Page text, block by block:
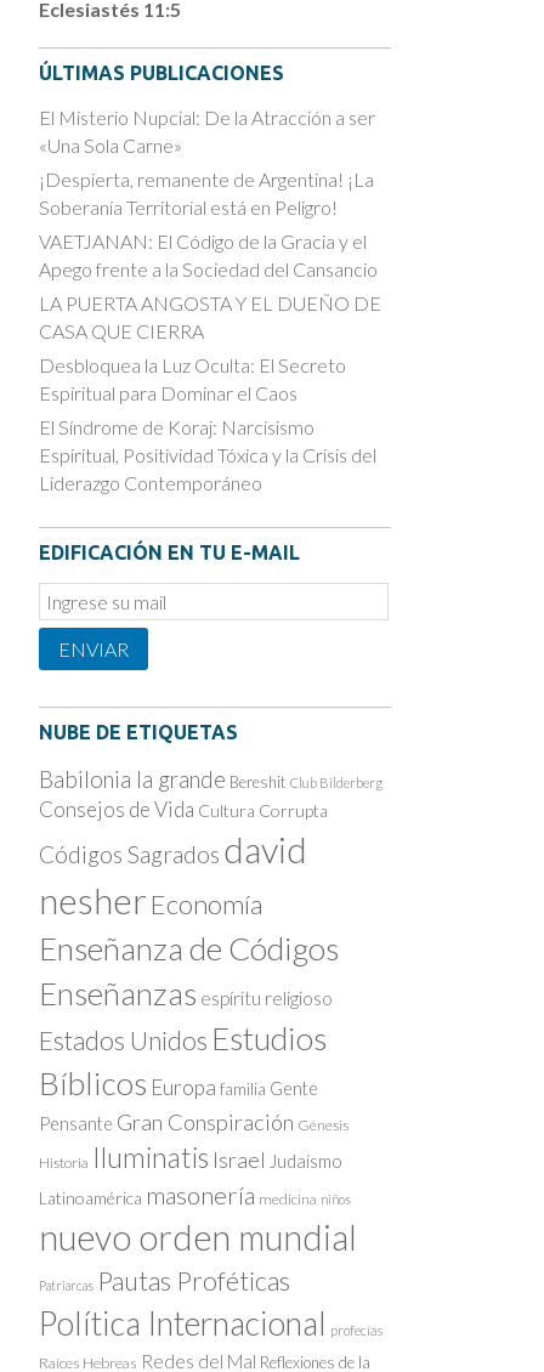
Eclesiastés 11:5
ÚLTIMAS PUBLICACIONES
El Misterio Nupcial: De la Atracción a ser
«Una Sola Carne»
¡Despierta, remanente de Argentina! ¡La
Soberanía Territorial está en Peligro!
VAETJANAN: El Código de la Gracia y el
Apego frente a la Sociedad del Cansancio
LA PUERTA ANGOSTA Y EL DUEÑO DE
CASA QUE CIERRA
Desbloquea la Luz Oculta: El Secreto
Espiritual para Dominar el Caos
El Síndrome de Koraj: Narcisismo
Espiritual, Positividad Tóxica y la Crisis del
Liderazgo Contemporáneo
EDIFICACIÓN EN TU E-MAIL
Email
Subscription
ENVIAR
NUBE DE ETIQUETAS
Babilonia la grande Bereshit Club Bilderberg
Consejos de Vida Cultura Corrupta
Códigos Sagrados david
nesher Economía
Enseñanza de Códigos
Enseñanzas espíritu religioso
Estados Unidos Estudios
Bíblicos Europa familia Gente
Pensante Gran Conspiración Génesis
Historia Iluminatis Israel Judaísmo
Latinoamérica masonería medicina niños
nuevo orden mundial
Patriarcas Pautas Proféticas
Política Internacional profecías
Raíces Hebreas Redes del Mal Reflexiones de la